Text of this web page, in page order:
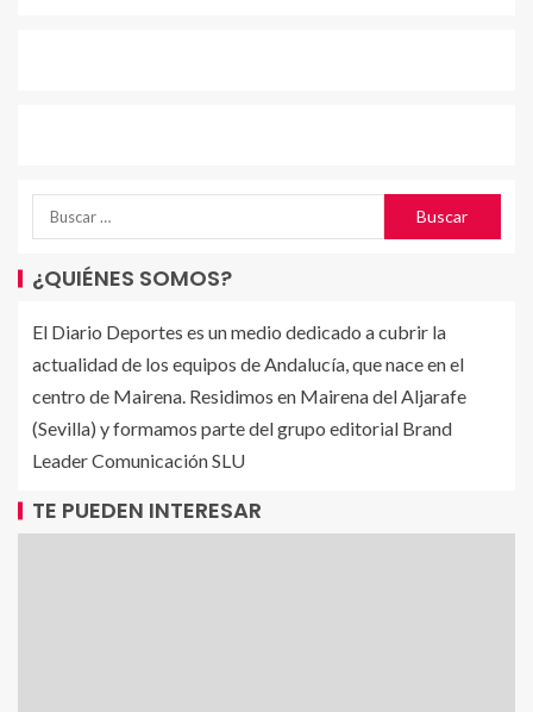
¿QUIÉNES SOMOS?
El Diario Deportes es un medio dedicado a cubrir la
actualidad de los equipos de Andalucía, que nace en el
centro de Mairena. Residimos en Mairena del Aljarafe
(Sevilla) y formamos parte del grupo editorial Brand
Leader Comunicación SLU
TE PUEDEN INTERESAR